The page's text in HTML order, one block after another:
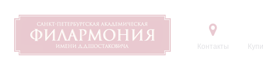
Контакты